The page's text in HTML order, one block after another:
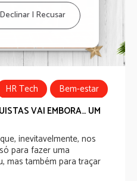
Declinar | Recusar
HR Tech
Bem-estar
Recognition Experience
VAI EMBORA… UM
inevitavelmente, nos
para fazer uma
mas também para traçar